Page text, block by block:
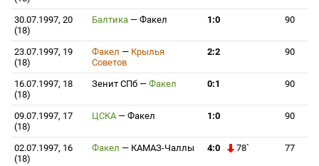
30.07.1997, 20
(18)
Балтика — Факел 1:0 90
23.07.1997, 19
(18)
Факел — Крылья
Советов
2:2 90
16.07.1997, 18
(18)
Зенит СПб — Факел 0:1 90
09.07.1997, 17
(18)
ЦСКА — Факел 1:0 90
02.07.1997, 16
(18)
Факел — КАМАЗ-Чаллы 4:0 78` 77